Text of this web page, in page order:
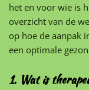
het en voor wie is
overzicht van de
op hoe de aanpak
een optimale
1. Wat is